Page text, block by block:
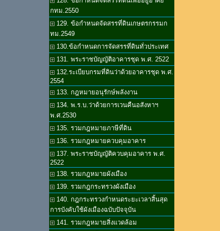
กทม.2550
129. ข้อกำหนดจัดสรรที่ดินเกษตรกรรมก
ทม.2549
130.ข้อกำหนดการจัดสรรที่ดินทั่วประเทศ
131. พระราชบัญญัติอาคารชุด พ.ศ. 2522
132.ระเบียบกรมที่ดินว่าด้วยอาคารชุด พ.ศ.
2554
133. กฎหมายอนุรักษ์พลังงาน
134. พ.ร.บ.ว่าด้วยการเวนคืนอสังหาฯ
พ.ศ.2530
135. รวมกฎหมายภาษีที่ดิน
136. รวมกฎหมายควบคุมอาคาร
137. พระราชบัญญัติควบคุมอาคาร พ.ศ.
2522
138. รวมกฎหมายผังเมือง
139. รวมกฎกระทรวงผังเมือง
140. กฎกระทรวงกำหนดระยะเวลาสิ้นสุด
การบังคับใช้ผังเมืองฉบับปัจจุบัน
141. รวมกฎหมายสิ่งแวดล้อม